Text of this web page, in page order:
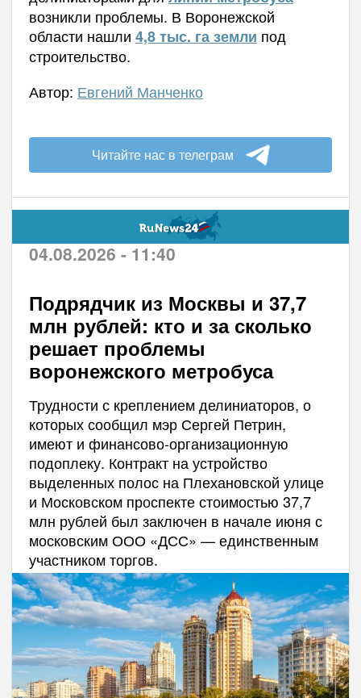
возникли проблемы. В Воронежской
области нашли 4,8 тыс. га земли под
строительство.
Автор: Евгений Манченко
Читайте нас в телеграм
04.08.2026 - 11:40
Подрядчик из Москвы и 37,7
млн рублей: кто и за сколько
решает проблемы
воронежского метробуса
Трудности с креплением делиниаторов, о
которых сообщил мэр Сергей Петрин,
имеют и финансово-организационную
подоплеку. Контракт на устройство
выделенных полос на Плехановской улице
и Московском проспекте стоимостью 37,7
млн рублей был заключен в начале июня с
московским ООО «ДСС» — единственным
участником торгов.